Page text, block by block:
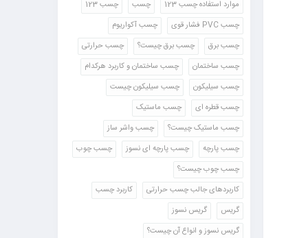
موارد استفاده چسب 123
چسب
چسب 123
چسب PVC فشار قوی
چسب آکواریوم
چسب برق
چسب برق چیست؟
چسب حرارتی
چسب ساختمان
چسب ساختمان و کاربرد هرکدام
چسب سیلیکون
چسب سیلیکون چیست
چسب قطره ای
چسب ماستیک
چسب ماستیک چیست؟
چسب واشر ساز
چسب پارچه
چسب پارچه ای نسوز
چسب چوب
چسب چوب چیست؟
کاربردهای جالب چسب حرارتی
کاربرد چسب
گریس
گریس نسوز
گریس نسوز و انواع آن چیست؟